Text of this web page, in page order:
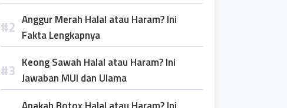
Anggur Merah Halal atau Haram? Ini
Fakta Lengkapnya
Keong Sawah Halal atau Haram? Ini
Jawaban MUI dan Ulama